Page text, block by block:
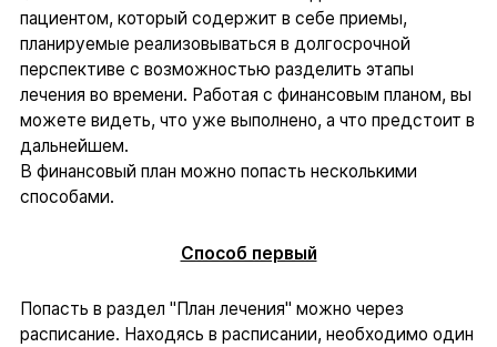
пациентом, который содержит в себе приемы,
планируемые реализовываться в долгосрочной
перспективе с возможностью разделить этапы
лечения во времени. Работая с финансовым планом, вы
можете видеть, что уже выполнено, а что предстоит в
дальнейшем.
В финансовый план можно попасть несколькими
способами.
Способ первый
Попасть в раздел "План лечения" можно через
расписание. Находясь в расписании, необходимо один